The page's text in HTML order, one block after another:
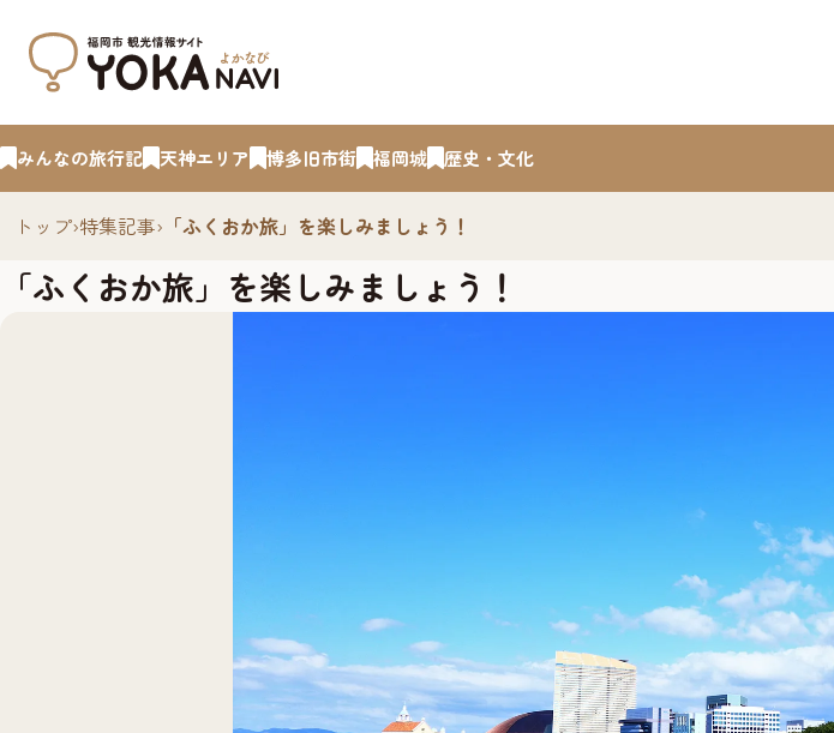
みんなの旅行記 天神エリア 博多旧市街 福岡城 歴史・文化
トップ›特集記事› 「ふくおか旅」を楽しみましょう！
「ふくおか旅」を楽しみましょう！